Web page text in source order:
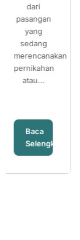
Lupus
dan
Pentingnya
Pemeriksaan
ANA IF
Perlu ANA
Profil
Setelah
ANA IF?
Ini
Penjelasannya
Pemeriksaan...
Baca